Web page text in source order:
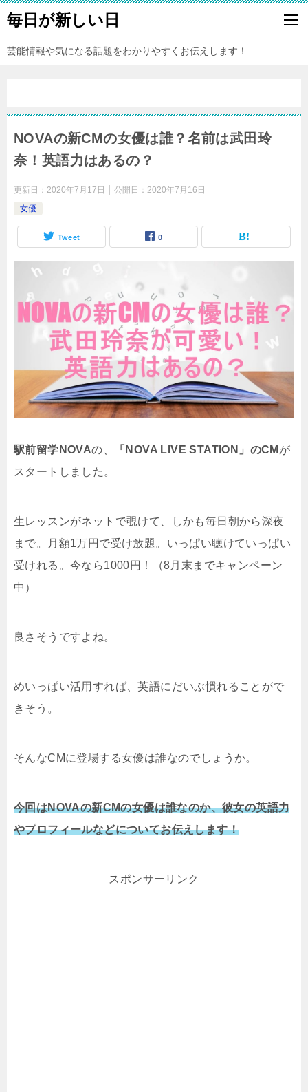
毎日が新しい日
芸能情報や気になる話題をわかりやすくお伝えします！
NOVAの新CMの女優は誰？名前は武田玲
奈！英語力はあるの？
更新日： 2020年7月17日 公開日： 2020年7月16日
女優
Tweet 0
駅前留学NOVAの、 「NOVA LIVE STATION」のCM が
スタートしました。
生レッスンがネットで覗けて、しかも毎日朝から深夜
まで。月額1万円で受け放題。いっぱい聴けていっぱい
受けれる。今なら1000円！（8月末までキャンペーン
中）
良さそうですよね。
めいっぱい活用すれば、英語にだいぶ慣れることがで
きそう。
そんなCMに登場する女優は誰なのでしょうか。
今回はNOVAの新CMの女優は誰なのか、彼女の英語力
やプロフィールなどについてお伝えします！
スポンサーリンク